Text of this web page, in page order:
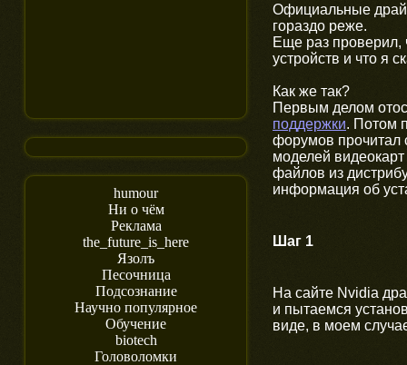
humour
Ни о чём
Реклама
the_future_is_here
Язолъ
Песочница
Подсознание
Научно популярное
Обучение
biotech
Головоломки
Официальные
гораздо реже.
Еще раз проверил,
устройств и что я
Как же так?
Первым делом
поддержки. Потом
форумов прочитал
моделей
файлов из
информация об
Шаг 1
На сайте Nvidia
и пытаемся
виде, в моем